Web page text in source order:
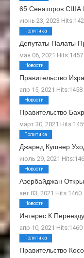
65 Сенаторов США
июнь 23, 2023
Депутаты Палаты
мая 06, 2021 Hits:1457
Политика
Правительство
апр 15, 2021 Hits:1458
Новости
Правительство
март 30, 2021
Новости
Джаред Кушнер
июль 29, 2021
Политика
Азербайджан
авг 03, 2021 Hits:1460
Новости
Интерес К
апр 10, 2021 Hits:1460
Новости
Правительство
Политика